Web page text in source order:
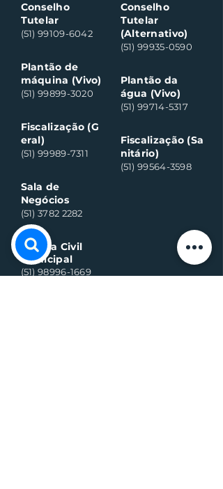
Conselho
Tutelar
(51) 99109-6042
Plantão de
máquina (Vivo)
(51) 99899-3020
Fiscalização (G
eral)
(51) 99989-7311
Sala de
Negócios
(51) 3782 2282
Defesa Civil
Municipal
(51) 98996-1669
Conselho
Tutelar
(Alternativo)
(51) 99935-0590
Plantão da
água (Vivo)
(51) 99714-5317
Fiscalização (Sa
nitário)
(51) 99564-3598